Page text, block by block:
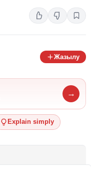
Жазылу
→
Explain simply